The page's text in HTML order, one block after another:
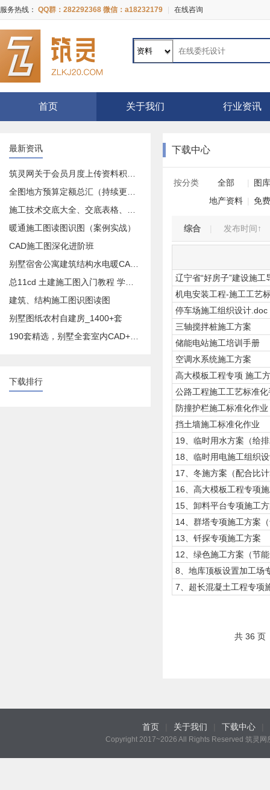
服务热线： QQ群：282292368 微信：a18232179 在线咨询
首页 关于我们 行业资讯
最新资讯
暖通施工图读图识图（案例实战）
CAD施工图深化进阶班
建筑、结构施工图识图读图
别墅图纸农村自建房_1400+套
下载排行
下载中心
按分类 全部 |
图
地产资料 | 免
综合 发布时间↑
辽宁省“好房子”建设施工
机电安装工程-施工工艺
停车场施工组织设计.doc
三轴搅拌桩施工方案
储能电站施工培训手册
空调水系统施工方案
高大模板工程专项 施工
公路工程施工工艺标准化
防撞护栏施工标准化作业
挡土墙施工标准化作业
19、临时用水方案（给
18、临时用电施工组织
17、冬施方案（配合比
16、高大模板工程专项
15、卸料平台专项施工
14、群塔专项施工方案
13、钎探专项施工方案
12、绿色施工方案（节
8、地库顶板设置加工场
7、超长混凝土工程专项
共 36 页
首页 关于我们 下载中心
Copyright 2017~2026 All Rights Reserved 筑灵网